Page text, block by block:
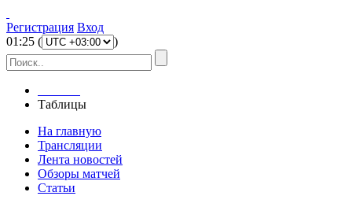
Регистрация Вход
01 :25 ( )
Таблицы
На главную
Трансляции
Лента новостей
Обзоры матчей
Статьи